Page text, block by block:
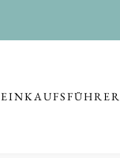
EINKAUFSFÜHRER